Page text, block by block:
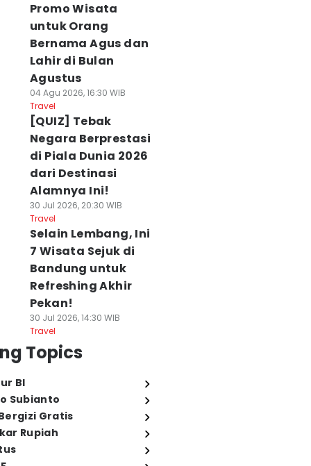
Promo Wisata
untuk Orang
Bernama Agus dan
Lahir di Bulan
Agustus
04 Agu 2026, 16:30 WIB
Travel
[QUIZ] Tebak
Negara Berprestasi
di Piala Dunia 2026
dari Destinasi
Alamnya Ini!
30 Jul 2026, 20:30 WIB
Travel
Selain Lembang, Ini
7 Wisata Sejuk di
Bandung untuk
Refreshing Akhir
Pekan!
30 Jul 2026, 14:30 WIB
Travel
Topics
BI
Subianto
Gratis
Rupiah